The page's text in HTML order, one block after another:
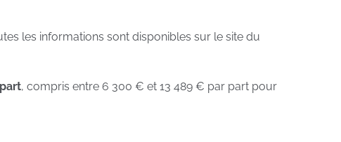
les informations sont disponibles sur le site du
, compris entre 6 300 € et 13 489 € par part pour